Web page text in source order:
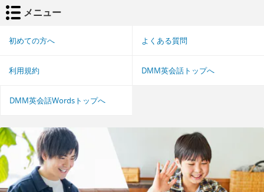
メニュー
初めての方へ よくある質問
利用規約 DMM英会話トップへ
DMM英会話Wordsトップへ